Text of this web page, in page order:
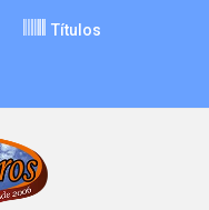
Títulos